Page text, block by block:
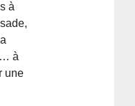
à
à
une